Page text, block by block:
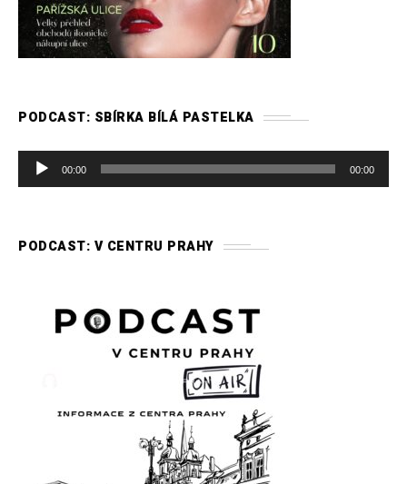
PODCAST: SBÍRKA BÍLÁ PASTELKA
u
i
00:00 00:00
PODCAST: V CENTRU PRAHY